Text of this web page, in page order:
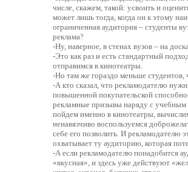
числе, скажем, такой: усвоить и
может лишь тогда, когда он к этому
ограниченная аудитория – студенты
реклама?
-Ну, наверное, в стенах вузов – на
-Это как раз и есть стандартный
отправимся в кинотеатры.
-Но там же гораздо меньше студентов,
-А кто сказал, что рекламодателю
повышенной покупательской
рекламные призывы наряду с
пойдем именно в кинотеатры,
ненавязчиво воспользуемся
себе его позволить. И рекламодателю
охватывает ту аудиторию, которая
-А если рекламодателю понадобится
«вкусная», и здесь уже действуют